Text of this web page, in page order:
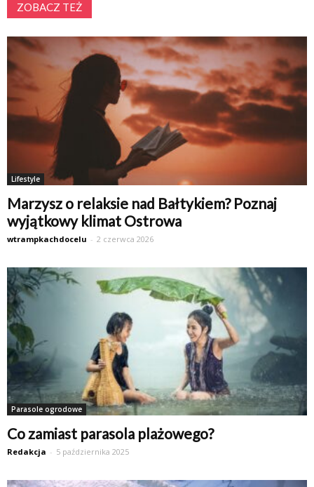
ZOBACZ TEŻ
Lifestyle
Marzysz o relaksie nad Bałtykiem? Poznaj
wyjątkowy klimat Ostrowa
wtrampkachdocelu - 2 czerwca 2026
Parasole ogrodowe
Co zamiast parasola plażowego?
Redakcja - 5 października 2025